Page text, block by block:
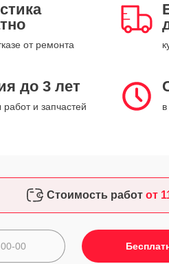
от ремонта
до 3 лет
и запчастей
Стоимость работ от